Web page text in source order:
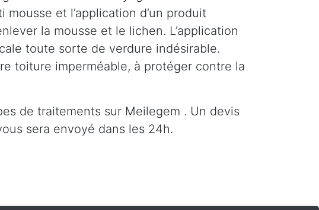
et l’application d’un produit
la mousse et le lichen. L’application
toute sorte de verdure indésirable.
toiture imperméable, à protéger contre la
de traitements sur Meilegem . Un devis
sera envoyé dans les 24h.